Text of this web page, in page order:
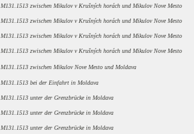
M131.1513 zwischen Mikulov v Krušných horách und Mikulov Nove Mesto
M131.1513 zwischen Mikulov v Krušných horách und Mikulov Nove Mesto
M131.1513 zwischen Mikulov v Krušných horách und Mikulov Nove Mesto
M131.1513 zwischen Mikulov v Krušných horách und Mikulov Nove Mesto
M131.1513 zwischen Mikulov Nove Mesto und Moldava
M131.1513 bei der Einfahrt in Moldava
M131.1513 unter der Grenzbrücke in Moldava
M131.1513 unter der Grenzbrücke in Moldava
M131.1513 unter der Grenzbrücke in Moldava